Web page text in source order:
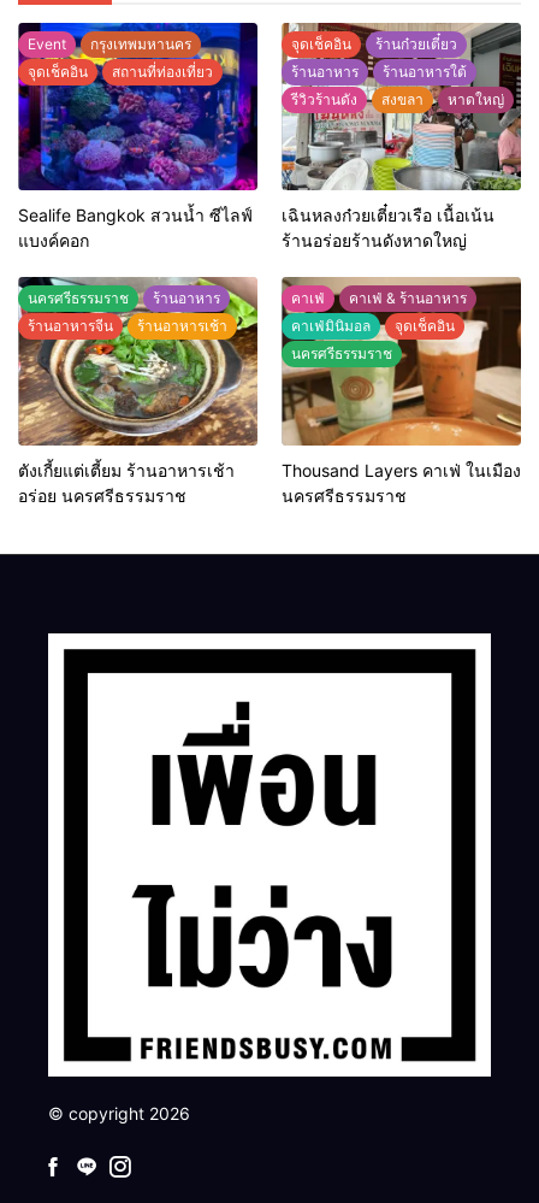
Event
กรุงเทพมหานคร
จุดเช็คอิน
สถานที่ท่องเที่ยว
Sealife Bangkok สวนน้ำ ซีไลฟ์
แบงค์คอก
จุดเช็คอิน
ร้านก๋วยเตี๋ยว
ร้านอาหาร
ร้านอาหารใต้
รีวิวร้านดัง
สงขลา หาดใหญ่
เฉินหลงก๋วยเตี๋ยวเรือ เนื้อเน้น
ร้านอร่อยร้านดังหาดใหญ่
นครศรีธรรมราช
ร้านอาหาร
ร้านอาหารจีน
ร้านอาหารเช้า
ตังเกี้ยแต่เตี้ยม ร้านอาหารเช้า
อร่อย นครศรีธรรมราช
คาเฟ่
คาเฟ่ & ร้านอาหาร
คาเฟ่มินิมอล
จุดเช็คอิน
นครศรีธรรมราช
Thousand Layers คาเฟ่ ในเมือง
นครศรีธรรมราช
© copyright 2026